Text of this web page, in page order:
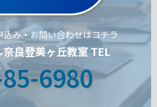
込み・お問い合わせはコチラ
良登美ヶ丘教室 TEL
6980